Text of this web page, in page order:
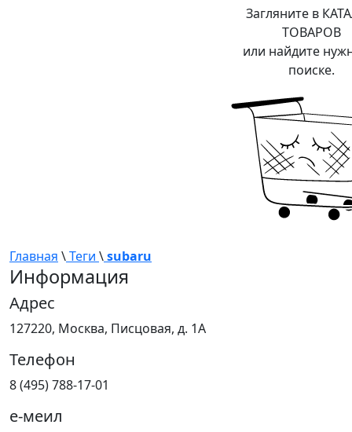
Загляните в
ТОВАРОВ
или найдите
поиске.
Главная \Теги \subaru
Информация
Адрес
127220, Москва, Писцовая, д. 1А
Телефон
8 (495) 788-17-01
е-меил